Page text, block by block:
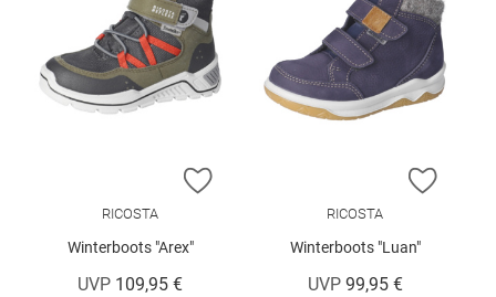
ZUR WUNSCHLISTE HINZUFÜGEN
RICOSTA
Winterboots "Arex"
UVP 109,95 €
ZUR
RICOSTA
Winterboots "Luan"
UVP 99,95 €